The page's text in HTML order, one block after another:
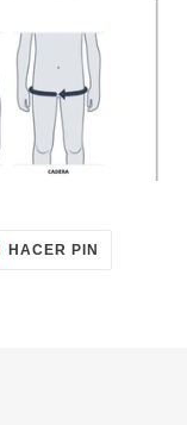
HACER PIN